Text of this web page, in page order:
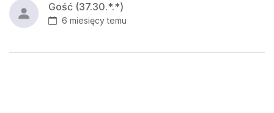
Gość (37.30.*.*)
6 miesięcy temu